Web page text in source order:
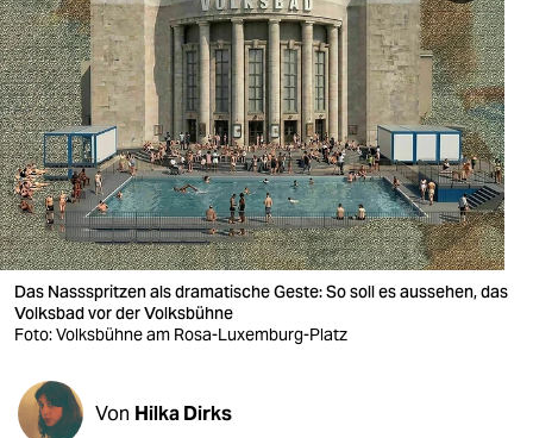
nord
wahrheit
verlag
verlag
veranstaltungen
shop
fragen & hilfe
unterstützen
abo
Das Nassspritzen als dramatische Geste: So soll es aussehen, das
Volksbad vor der Volksbühne
Foto: Volksbühne am Rosa-Luxemburg-Platz
Von Hilka Dirks